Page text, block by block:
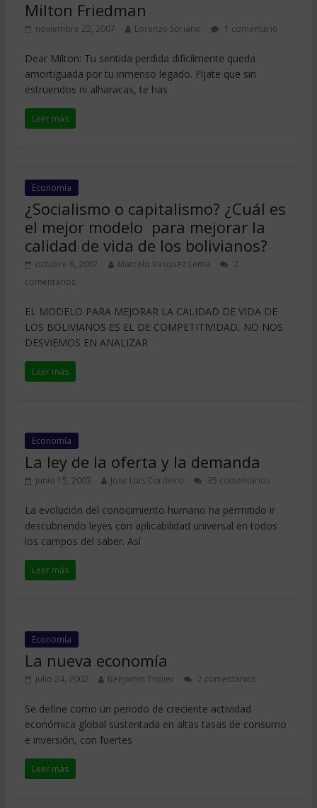
Milton Friedman
noviembre 22, 2007 Lorenzo Soriano 1 comentario
Dear Milton: Tu sentida perdida difícilmente queda
amortiguada por tu inmenso legado. Fíjate que sin
estruendos ni alharacas, te has
Leer más
Economía
¿Socialismo o capitalismo? ¿Cuál es
el mejor modelo para mejorar la
calidad de vida de los bolivianos?
octubre 8, 2007 Marcelo Vasquez Lema
2
comentarios
EL MODELO PARA MEJORAR LA CALIDAD DE VIDA DE
LOS BOLIVIANOS ES EL DE COMPETITIVIDAD, NO NOS
DESVIEMOS EN ANALIZAR
Leer más
Economía
La ley de la oferta y la demanda
junio 15, 2003 Jose Luis Cordeiro 35 comentarios
La evolución del conocimiento humano ha permitido ir
descubriendo leyes con aplicabilidad universal en todos
los campos del saber. Así
Leer más
Economía
La nueva economía
julio 24, 2002 Benjamin Tripier 2 comentarios
Se define como un periodo de creciente actividad
económica global sustentada en altas tasas de consumo
e inversión, con fuertes
Leer más